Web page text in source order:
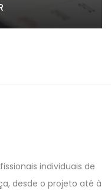
individuais de
desde o projeto até à